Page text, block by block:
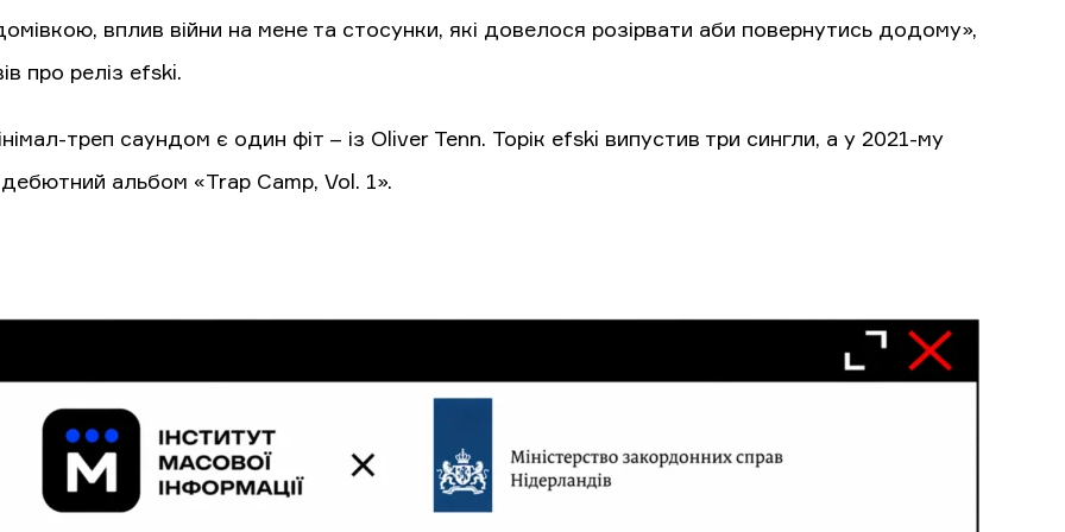
вплив війни на мене та стосунки, які довелося розірвати аби повернутись додому»,
про реліз efski.
треп саундом є один фіт – із Oliver Tenn. Торік efski випустив три сингли, а у 2021-му
альбом «Trap Camp, Vol. 1».